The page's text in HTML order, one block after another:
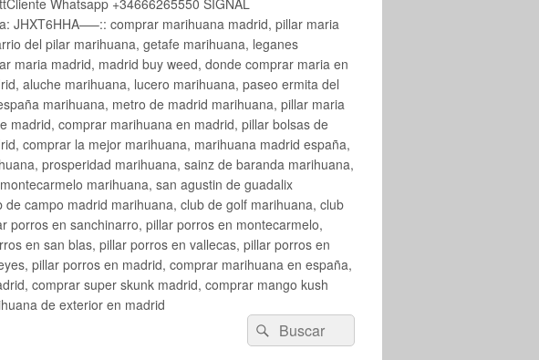
Whatsapp +34666265550 SIGNAL
JHXT6HHA—–:: comprar marihuana madrid, pillar maria
del pilar marihuana, getafe marihuana, leganes
maria madrid, madrid buy weed, donde comprar maria en
aluche marihuana, lucero marihuana, paseo ermita del
marihuana, metro de madrid marihuana, pillar maria
madrid, comprar marihuana en madrid, pillar bolsas de
comprar la mejor marihuana, marihuana madrid españa,
prosperidad marihuana, sainz de baranda marihuana,
marihuana, san agustin de guadalix
campo madrid marihuana, club de golf marihuana, club
porros en sanchinarro, pillar porros en montecarmelo,
en san blas, pillar porros en vallecas, pillar porros en
pillar porros en madrid, comprar marihuana en españa,
comprar super skunk madrid, comprar mango kush
de exterior en madrid
Buscar
por:
Buscar